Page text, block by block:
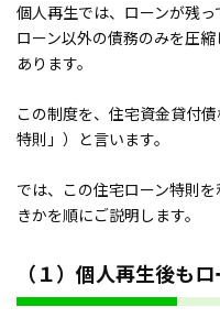
個人再生では、ローンが残
ローン以外の債務のみを圧
あります。
この制度を、住宅資金貸付
特則」）と言います。
では、この住宅ローン特則
きかを順にご説明します。
（１）個人再生後も